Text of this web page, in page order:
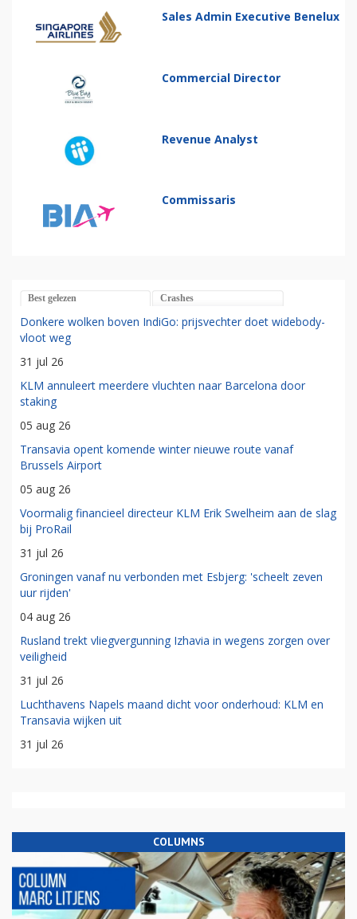
Sales Admin Executive Benelux
Commercial Director
Revenue Analyst
Commissaris
Best gelezen Crashes
Donkere wolken boven IndiGo: prijsvechter doet widebody-
vloot weg
31 jul 26
KLM annuleert meerdere vluchten naar Barcelona door
staking
05 aug 26
Transavia opent komende winter nieuwe route vanaf
Brussels Airport
05 aug 26
Voormalig financieel directeur KLM Erik Swelheim aan de slag
bij ProRail
31 jul 26
Groningen vanaf nu verbonden met Esbjerg: 'scheelt zeven
uur rijden'
04 aug 26
Rusland trekt vliegvergunning Izhavia in wegens zorgen over
veiligheid
31 jul 26
Luchthavens Napels maand dicht voor onderhoud: KLM en
Transavia wijken uit
31 jul 26
COLUMNS